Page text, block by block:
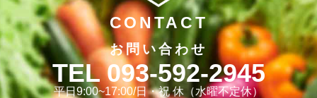
CONTACT
お問い合わせ
093-592-2945
平日9:00~17:00/日・祝 休（水曜不定休）